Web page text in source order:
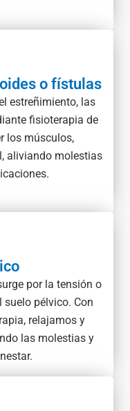
o fístulas
estreñimiento, las
fisioterapia de
los músculos,
aliviando molestias
por la tensión o
pélvico. Con
relajamos y
las molestias y